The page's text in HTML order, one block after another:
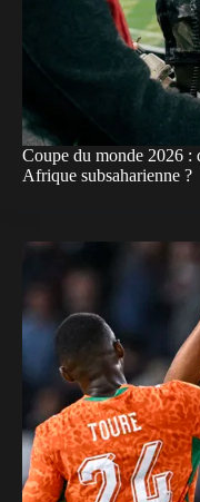
Coupe du monde 2026 :
Afrique subsaharienne ?